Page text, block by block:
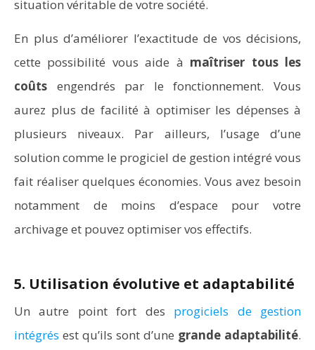
situation véritable de votre société.
En plus d’améliorer l’exactitude de vos décisions,
cette possibilité vous aide à maîtriser tous les
coûts engendrés par le fonctionnement. Vous
aurez plus de facilité à optimiser les dépenses à
plusieurs niveaux. Par ailleurs, l’usage d’une
solution comme le progiciel de gestion intégré vous
fait réaliser quelques économies. Vous avez besoin
notamment de moins d’espace pour votre
archivage et pouvez optimiser vos effectifs.
5. Utilisation évolutive et adaptabilité
Un autre point fort des progiciels de gestion
intégrés est qu’ils sont d’une grande adaptabilité.